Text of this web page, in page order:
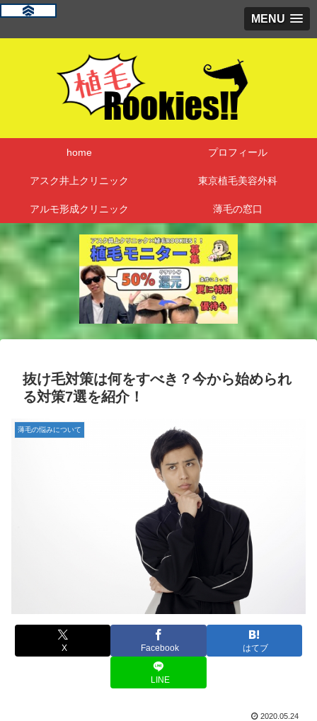
MENU
home プロフィール
アスク井上クリニック 東京植毛美容外科
アルモ形成クリニック 薄毛の窓口
抜け毛対策は何をすべき？今から始められ
る対策7選を紹介！
薄毛の悩みについて
X Facebook はてブ
LINE
2020.05.24